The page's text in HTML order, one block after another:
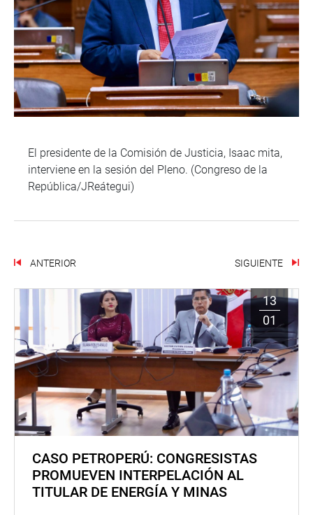
El presidente de la Comisión de Justicia, Isaac mita,
interviene en la sesión del Pleno. (Congreso de la
República/JReátegui)
ANTERIOR SIGUIENTE
13
01
CASO PETROPERÚ: CONGRESISTAS
PROMUEVEN INTERPELACIÓN AL
TITULAR DE ENERGÍA Y MINAS